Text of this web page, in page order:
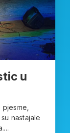
u
nastajale